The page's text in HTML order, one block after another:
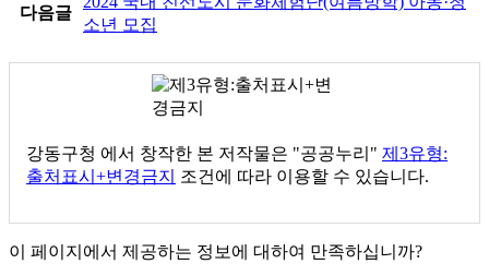
다음글
소년 모집
강동구청 에서 창작한 본 저작물은 "공공누리" 제3유형:
출처표시+변경금지
조건에 따라 이용할 수 있습니다.
이 페이지에서 제공하는 정보에 대하여 만족하십니까?